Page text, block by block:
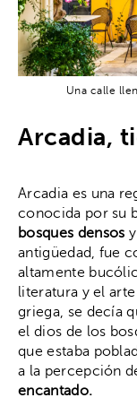
Una calle
Arcadia,
Arcadia es una
conocida por su
bosques densos
antigüedad, fue
altamente
literatura y el
griega, se decía
el dios de los
que estaba
a la percepción
encantado.